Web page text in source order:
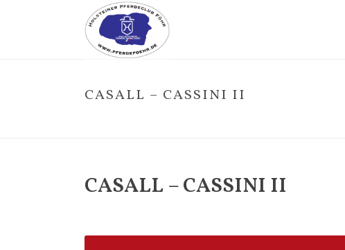
CASALL – CASSINI II
CASALL – CASSINI II